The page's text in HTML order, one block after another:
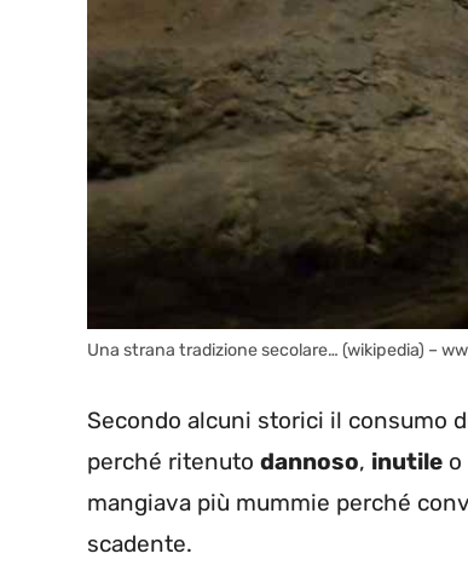
Una strana tradizione secolare… (wikipedia) –
Secondo alcuni storici il consumo
perché ritenuto dannoso, inutile o
mangiava più mummie perché
scadente.